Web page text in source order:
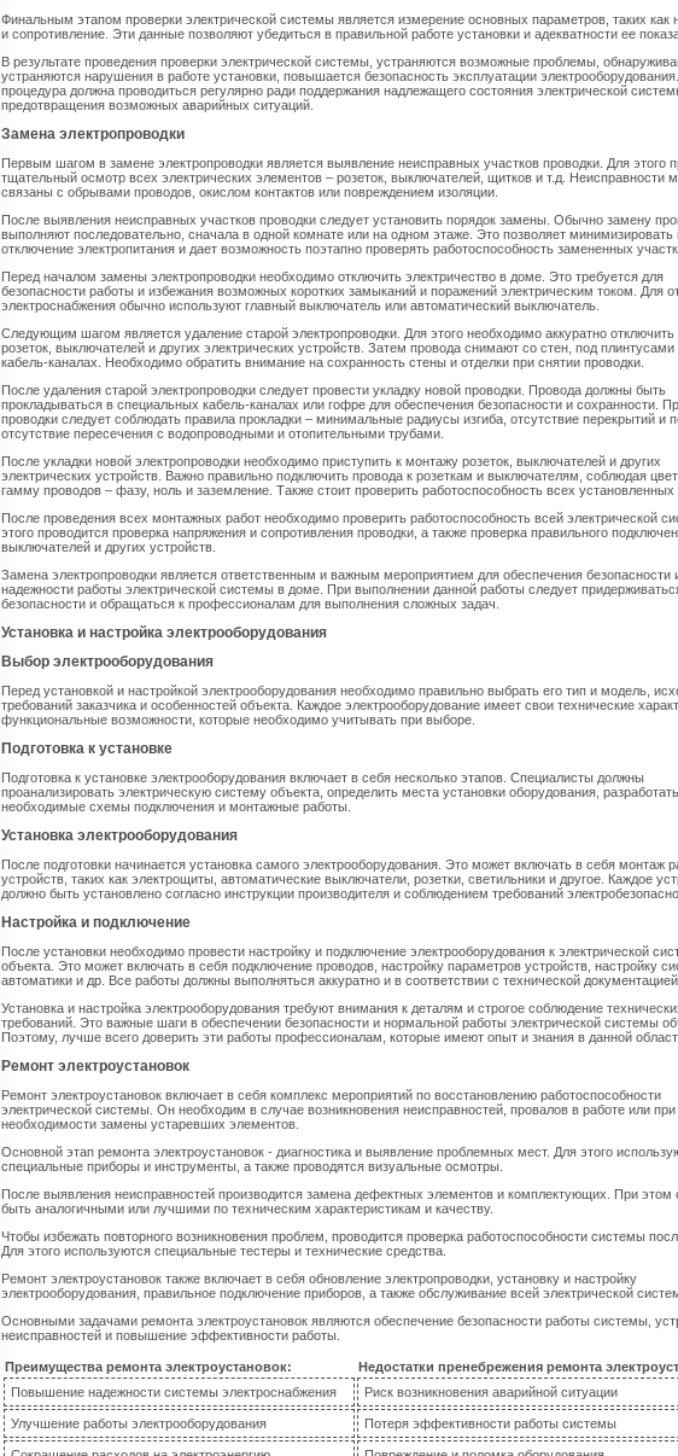
Финальным этапом проверки электрической системы является измерение основных параметров, таких как
и сопротивление. Эти данные позволяют убедиться в правильной работе установки и адекватности ее
В результате проведения проверки электрической системы, устраняются возможные проблемы,
устраняются нарушения в работе установки, повышается безопасность эксплуатации
процедура должна проводиться регулярно ради поддержания надлежащего состояния электрической
предотвращения возможных аварийных ситуаций.
Замена электропроводки
Первым шагом в замене электропроводки является выявление неисправных участков проводки. Для этого
тщательный осмотр всех электрических элементов – розеток, выключателей, щитков и т.д. Неисправности
связаны с обрывами проводов, окислом контактов или повреждением изоляции.
После выявления неисправных участков проводки следует установить порядок замены. Обычно замену
выполняют последовательно, сначала в одной комнате или на одном этаже. Это позволяет
отключение электропитания и дает возможность поэтапно проверять работоспособность замененных
Перед началом замены электропроводки необходимо отключить электричество в доме. Это требуется для
безопасности работы и избежания возможных коротких замыканий и поражений электрическим током. Для
электроснабжения обычно используют главный выключатель или автоматический выключатель.
Следующим шагом является удаление старой электропроводки. Для этого необходимо аккуратно отключить
розеток, выключателей и других электрических устройств. Затем провода снимают со стен, под плинтусами
кабель-каналах. Необходимо обратить внимание на сохранность стены и отделки при снятии проводки.
После удаления старой электропроводки следует провести укладку новой проводки. Провода должны быть
прокладываться в специальных кабель-каналах или гофре для обеспечения безопасности и сохранности.
проводки следует соблюдать правила прокладки – минимальные радиусы изгиба, отсутствие перекрытий и
отсутствие пересечения с водопроводными и отопительными трубами.
После укладки новой электропроводки необходимо приступить к монтажу розеток, выключателей и других
электрических устройств. Важно правильно подключить провода к розеткам и выключателям, соблюдая
гамму проводов – фазу, ноль и заземление. Также стоит проверить работоспособность всех установленных
После проведения всех монтажных работ необходимо проверить работоспособность всей электрической
этого проводится проверка напряжения и сопротивления проводки, а также проверка правильного
выключателей и других устройств.
Замена электропроводки является ответственным и важным мероприятием для обеспечения безопасности
надежности работы электрической системы в доме. При выполнении данной работы следует
безопасности и обращаться к профессионалам для выполнения сложных задач.
Установка и настройка электрооборудования
Выбор электрооборудования
Перед установкой и настройкой электрооборудования необходимо правильно выбрать его тип и модель,
требований заказчика и особенностей объекта. Каждое электрооборудование имеет свои технические
функциональные возможности, которые необходимо учитывать при выборе.
Подготовка к установке
Подготовка к установке электрооборудования включает в себя несколько этапов. Специалисты должны
проанализировать электрическую систему объекта, определить места установки оборудования, разработать
необходимые схемы подключения и монтажные работы.
Установка электрооборудования
После подготовки начинается установка самого электрооборудования. Это может включать в себя монтаж
устройств, таких как электрощиты, автоматические выключатели, розетки, светильники и другое. Каждое
должно быть установлено согласно инструкции производителя и соблюдением требований
Настройка и подключение
После установки необходимо провести настройку и подключение электрооборудования к электрической
объекта. Это может включать в себя подключение проводов, настройку параметров устройств, настройку
автоматики и др. Все работы должны выполняться аккуратно и в соответствии с технической документацией.
Установка и настройка электрооборудования требуют внимания к деталям и строгое соблюдение
требований. Это важные шаги в обеспечении безопасности и нормальной работы электрической системы
Поэтому, лучше всего доверить эти работы профессионалам, которые имеют опыт и знания в данной
Ремонт электроустановок
Ремонт электроустановок включает в себя комплекс мероприятий по восстановлению работоспособности
электрической системы. Он необходим в случае возникновения неисправностей, провалов в работе или при
необходимости замены устаревших элементов.
Основной этап ремонта электроустановок - диагностика и выявление проблемных мест. Для этого
специальные приборы и инструменты, а также проводятся визуальные осмотры.
После выявления неисправностей производится замена дефектных элементов и комплектующих. При этом
быть аналогичными или лучшими по техническим характеристикам и качеству.
Чтобы избежать повторного возникновения проблем, проводится проверка работоспособности системы
Для этого используются специальные тестеры и технические средства.
Ремонт электроустановок также включает в себя обновление электропроводки, установку и настройку
электрооборудования, правильное подключение приборов, а также обслуживание всей электрической
Основными задачами ремонта электроустановок являются обеспечение безопасности работы системы,
неисправностей и повышение эффективности работы.
Преимущества ремонта электроустановок:
Недостатки пренебрежения ремонта
Повышение надежности системы электроснабжения
Риск возникновения аварийной ситуации
Улучшение работы электрооборудования Потеря эффективности работы системы